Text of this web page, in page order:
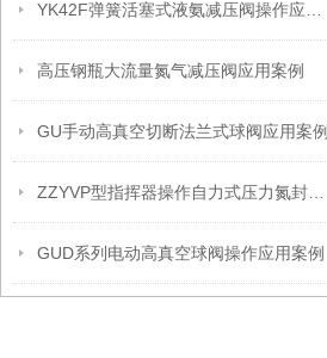
高压钢瓶大流量氮气减压阀应用案例
GU手动高真空切断法兰式球阀应用案例
GUD系列电动高真空球阀操作应用案例